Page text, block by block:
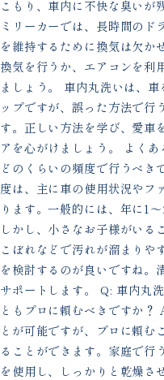
こもり、車内に不快な臭いが
ミリーカーでは、長時間のド
を維持するために換気は欠か
換気を行うか、エアコンを利
ましょう。 車内丸洗いは、
ップですが、誤った方法で行
す。正しい方法を学び、愛車
アを心がけましょう。 よく
どのくらいの頻度で行うべ
度は、主に車の使用状況やフ
ります。一般的には、年に1
しかし、小さなお子様がいる
こぼれなどで汚れが溜まりや
を検討するのが良いですね。
サポートします。 Q: 車内丸
ともプロに頼むべきですか？
とが可能ですが、プロに頼む
ることができます。家庭で行
を使用し、しっかりと乾燥さ